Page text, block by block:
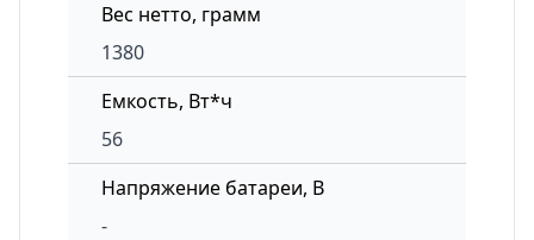
Вес нетто, грамм
1380
Емкость, Вт*ч
56
Напряжение батареи, В
-